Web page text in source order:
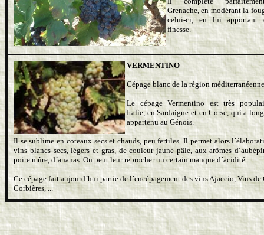
Grenache, en modérant la
celui-ci, en lui apportant
finesse.
VERMENTINO
Cépage blanc de la région
Le cépage Vermentino est très
Italie, en Sardaigne et en Corse, qui a
appartenu au Génois.
Il se sublime en coteaux secs et chauds, peu fertiles. Il permet alors
vins blancs secs, légers et gras, de couleur jaune pâle, aux arômes
poire mûre, d´ananas. On peut leur reprocher un certain manque d´acidité.
Ce cépage fait aujourd´hui partie de l´encépagement des vins Ajaccio, Vins de
Corbières, ...